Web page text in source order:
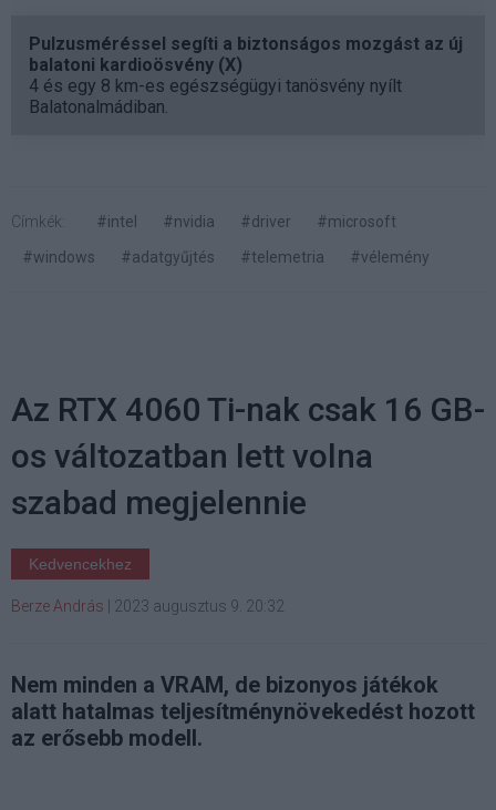
Pulzusméréssel segíti a biztonságos mozgást az új
balatoni kardioösvény (X)
4 és egy 8 km-es egészségügyi tanösvény nyílt
Balatonalmádiban.
Címkék: #intel #nvidia #driver
#microsoft
#windows
#adatgyűjtés #telemetria #vélemény
Az RTX 4060 Ti-nak csak 16 GB-
os változatban lett volna
szabad megjelennie
Kedvencekhez
Berze András 2023 augusztus 9. 20:32
Nem minden a VRAM, de bizonyos játékok
alatt hatalmas teljesítménynövekedést hozott
az erősebb modell.